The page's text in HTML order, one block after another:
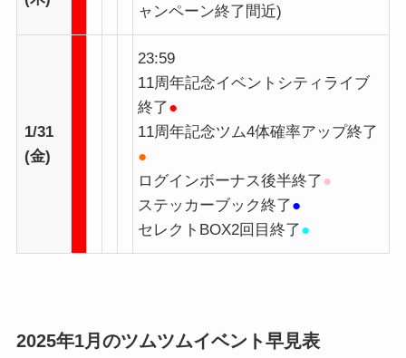
ャンペーン終了間近)
1/31
(金)
23:59
11周年記念イベントシティライブ
終了●
11周年記念ツム4体確率アップ終了
●
ログインボーナス後半終了●
ステッカーブック終了●
セレクトBOX2回目終了●
2025年1月のツムツムイベント早見表